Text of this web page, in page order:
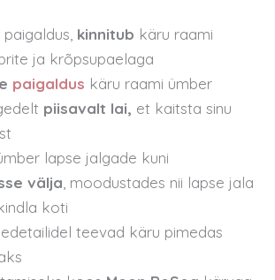
kinnitub käru raami
ja krõpsupaelaga
paigaldus käru raami ümber
piisavalt lai, et kaitsta sinu
lapse jalgade kuni
välja , moodustades nii lapse jala
koti
teevad käru pimedas